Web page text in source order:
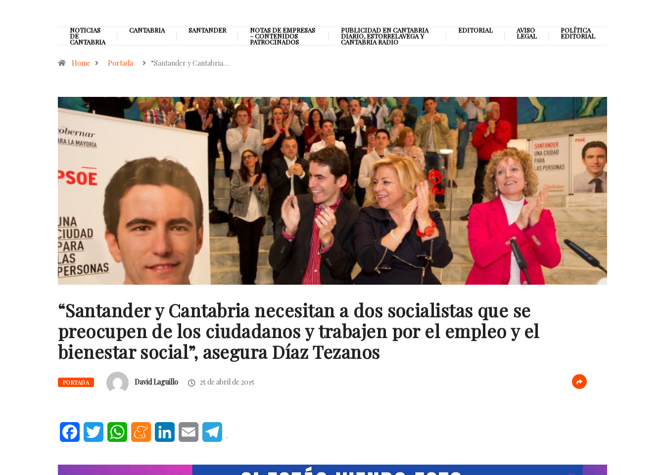
NOTICIAS
DE
CANTABRIA
CANTABRIA SANTANDER NOTAS DE EMPRESAS
– CONTENIDOS
PATROCINADOS
PUBLICIDAD EN CANTABRIA
DIARIO, ESTORRELAVEGA Y
CANTABRIA RADIO
EDITORIAL AVISO
LEGAL
POLÍTICA
EDITORIAL
Home Portada “Santander y Cantabria…
“Santander y Cantabria necesitan a dos socialistas que se
preocupen de los ciudadanos y trabajen por el empleo y el
bienestar social”, asegura Díaz Tezanos
PORTADA David Laguillo 25 de abril de 2015
FacebookTwitter WhatsAppMeneameLinkedInEmail .